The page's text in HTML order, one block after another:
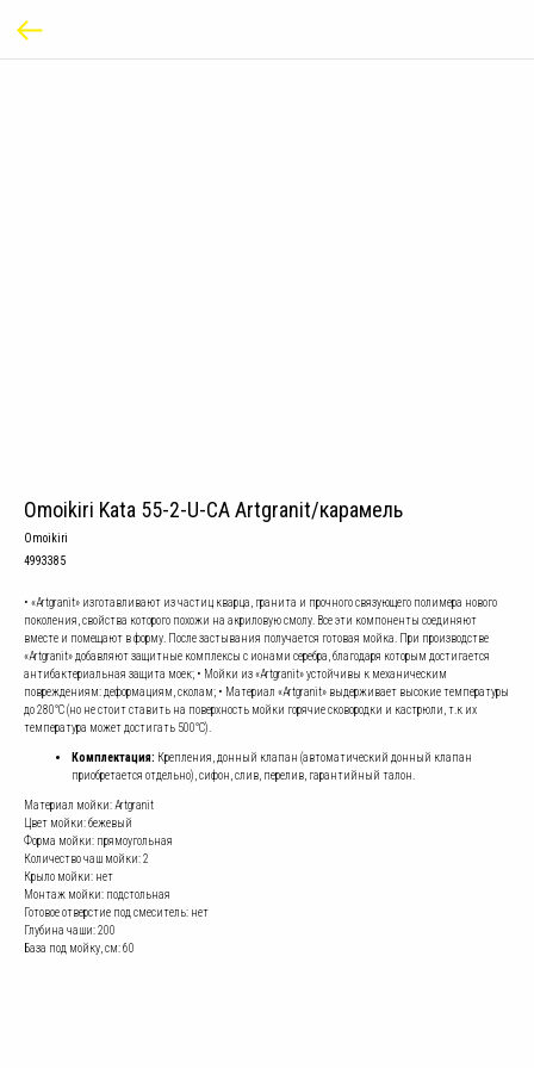
Omoikiri Kata 55-2-U-CA Artgranit/карамель
Omoikiri
4993385
• «Artgranit» изготавливают из частиц кварца, гранита и прочного связующего полимера нового
поколения, свойства которого похожи на акриловую смолу. Все эти компоненты соединяют
вместе и помещают в форму. После застывания получается готовая мойка. При производстве
«Artgranit» добавляют защитные комплексы с ионами серебра, благодаря которым достигается
антибактериальная защита моек; • Мойки из «Artgranit» устойчивы к механическим
повреждениям: деформациям, сколам; • Материал «Artgranit» выдерживает высокие температуры
до 280°С (но не стоит ставить на поверхность мойки горячие сковородки и кастрюли, т.к их
температура может достигать 500°С).
Комплектация: Крепления, донный клапан (автоматический донный клапан
приобретается отдельно), сифон, слив, перелив, гарантийный талон.
Материал мойки: Artgranit
Цвет мойки: бежевый
Форма мойки: прямоугольная
Количество чаш мойки: 2
Крыло мойки: нет
Монтаж мойки: подстольная
Готовое отверстие под смеситель: нет
Глубина чаши: 200
База под мойку, см: 60